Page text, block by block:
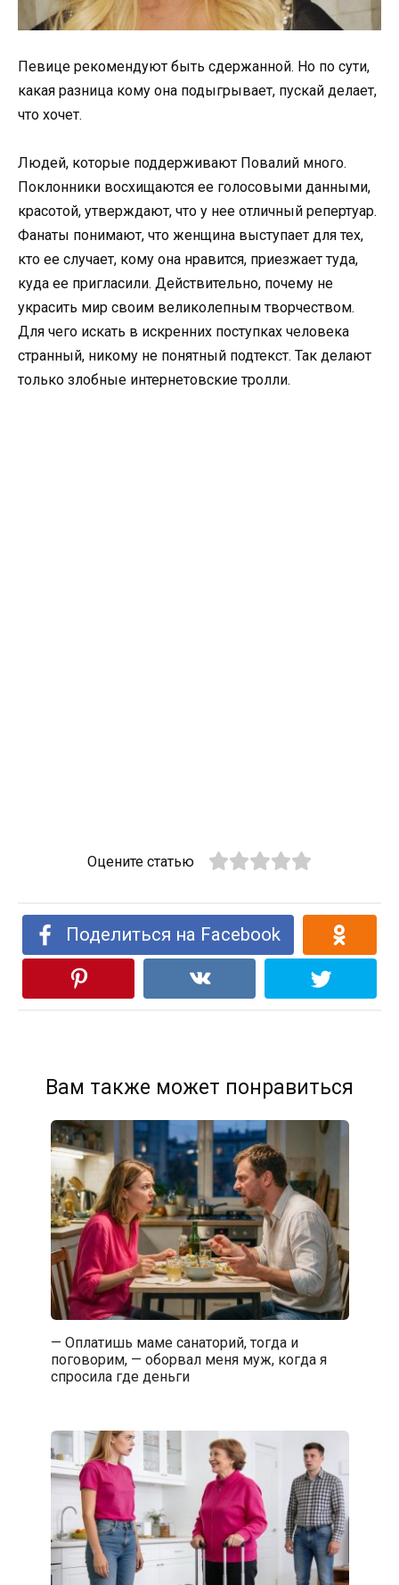
Певице рекомендуют быть сдержанной. Но по сути,
какая разница кому она подыгрывает, пускай делает,
что хочет.
Людей, которые поддерживают Повалий много.
Поклонники восхищаются ее голосовыми данными,
красотой, утверждают, что у нее отличный репертуар.
Фанаты понимают, что женщина выступает для тех,
кто ее случает, кому она нравится, приезжает туда,
куда ее пригласили. Действительно, почему не
украсить мир своим великолепным творчеством.
Для чего искать в искренних поступках человека
странный, никому не понятный подтекст. Так делают
только злобные интернетовские тролли.
Оцените статью
Поделиться на Facebook
Вам также может понравиться
— Оплатишь маме санаторий, тогда и
поговорим, — оборвал меня муж, когда я
спросила где деньги